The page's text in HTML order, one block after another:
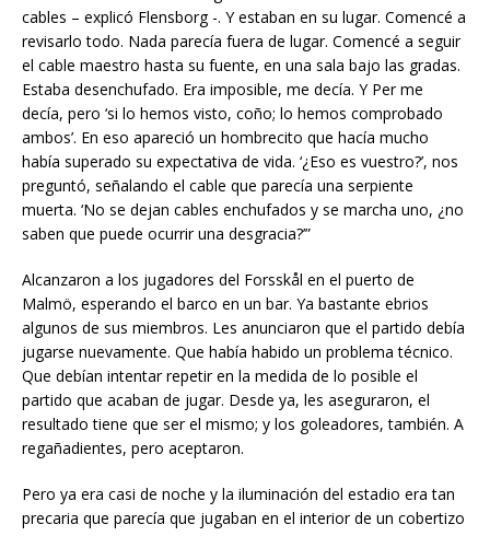
cables – explicó Flensborg -. Y estaban en su lugar. Comencé a
revisarlo todo. Nada parecía fuera de lugar. Comencé a seguir
el cable maestro hasta su fuente, en una sala bajo las gradas.
Estaba desenchufado. Era imposible, me decía. Y Per me
decía, pero ‘si lo hemos visto, coño; lo hemos comprobado
ambos’. En eso apareció un hombrecito que hacía mucho
había superado su expectativa de vida. ‘¿Eso es vuestro?’, nos
preguntó, señalando el cable que parecía una serpiente
muerta. ‘No se dejan cables enchufados y se marcha uno, ¿no
saben que puede ocurrir una desgracia?’”
Alcanzaron a los jugadores del Forsskål en el puerto de
Malmö, esperando el barco en un bar. Ya bastante ebrios
algunos de sus miembros. Les anunciaron que el partido debía
jugarse nuevamente. Que había habido un problema técnico.
Que debían intentar repetir en la medida de lo posible el
partido que acaban de jugar. Desde ya, les aseguraron, el
resultado tiene que ser el mismo; y los goleadores, también. A
regañadientes, pero aceptaron.
Pero ya era casi de noche y la iluminación del estadio era tan
precaria que parecía que jugaban en el interior de un cobertizo